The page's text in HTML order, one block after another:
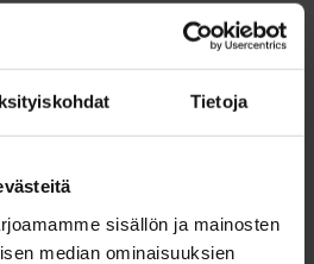
Tietoja
sisällön ja mainosten
median ominaisuuksien
tiedon opintotuen saajien
Kela ilmoittaa, jos tuloja on
etukäteen tulorajojen
tukikuukauden voi